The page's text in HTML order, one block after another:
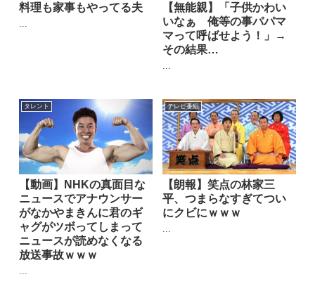
料理も家事もやってる夫
【無能親】「子供かわい
いなぁ 俺等の事パパマ
マって呼ばせよう！」→
その結果…
タレント
【動画】NHKの真面目な
ニュースでアナウンサー
がなかやまきんに君のギ
ャグがツボってしまって
ニュースが読めなくなる
放送事故ｗｗｗ
...
テレビ番組
【朗報】笑点の林家三
平、つまらなすぎてつい
にクビにｗｗｗ
...